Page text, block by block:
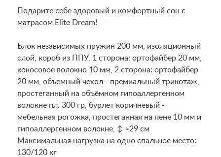
Подарите себе здоровый и комфортный сон с
матрасом Elite Dream!
Блок независимых пружин 200 мм, изоляционный
слой, короб из ППУ, 1 сторона: ортофайбер 20 мм,
кокосовое волокно 10 мм, 2 сторона: ортофайбер
20 мм, объемный чехол - премиальный трикотаж,
простеганный на объёмном гипоаллергенном
волокне пл. 300 гр, бурлет коричневый -
мебельная рогожка, простеганная на пене 10 мм и
гипоаллергенном волокне, ↕ ≈29 см
Maксимальная нагрузка на одно спальное место:
130/120 кг